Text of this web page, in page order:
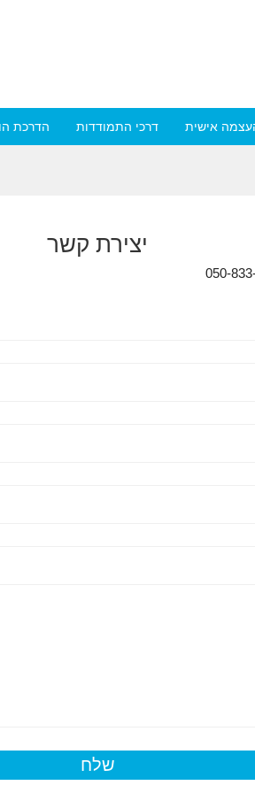
אישית דרכי התמודדות הדרכת
יצירת קשר